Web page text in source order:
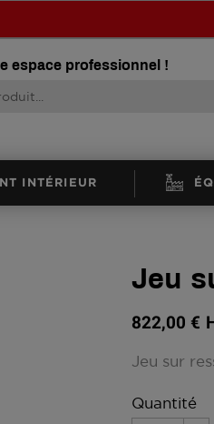
espace professionnel !
INTÉRIEUR
Jeu
822,00 €
Jeu sur
Quantité